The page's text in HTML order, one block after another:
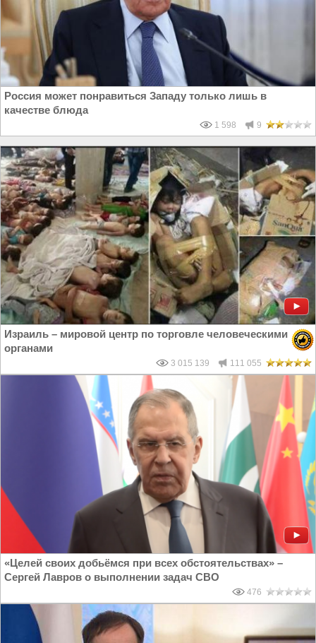
Россия может понравиться Западу только лишь в
качестве блюда
1 598 9
Израиль – мировой центр по торговле человеческими
органами
3 015 139 111 055
«Целей своих добьёмся при всех обстоятельствах» –
Сергей Лавров о выполнении задач СВО
476